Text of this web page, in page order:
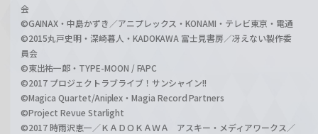
会
©GAINAX・中島かずき／アニプレックス・KONAMI・テレビ東京・電通
©2015丸戸史明・深崎暮人・KADOKAWA 富士見書房／冴えない製作委
員会
©東出祐一郎・TYPE-MOON / FAPC
©2017 プロジェクトラブライブ！サンシャイン!!
©Magica Quartet/Aniplex・Magia Record Partners
©Project Revue Starlight
©2017 時雨沢恵一／ＫＡＤＯＫＡＷＡ アスキー・メディアワークス／